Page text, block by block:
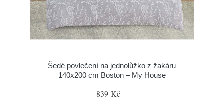
Šedé povlečení na jednolůžko z žakáru
140x200 cm Boston – My House
839 Kč